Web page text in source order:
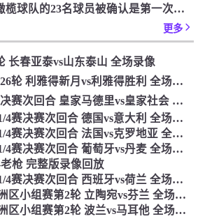
大新闻！中国国家橄榄球队的23名球员被确认是第一次进入阵容
更多
长春亚泰vs山东泰山 全场录像
04月05日 沙特联第26轮 利雅得新月vs利雅得胜利 全场录像
04月02日 国王杯半决赛次回合 皇家马德里vs皇家社会 全场录像
03月24日 欧国联联1/4赛决赛次回合 德国vs意大利 全场录像回放
03月24日 欧国联联1/4赛决赛次回合 法国vs克罗地亚 全场录像回放
03月24日 欧国联联1/4赛决赛次回合 葡萄牙vs丹麦 全场录像回放
枪 完整版录像回放
03月24日 欧国联联1/4赛决赛次回合 西班牙vs荷兰 全场录像回放
03月25日 世预赛欧洲区小组赛第2轮 立陶宛vs芬兰 全场录像回放
03月25日 世预赛欧洲区小组赛第2轮 波兰vs马耳他 全场录像回放